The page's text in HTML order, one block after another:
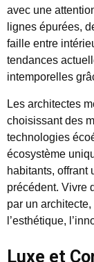
avec une
lignes épurées,
faille entre
tendances
intemporelles
Les architectes
choisissant des
technologies
écosystème
habitants, offrant
précédent. Vivre
par un
l’esthétique,
Luxe et